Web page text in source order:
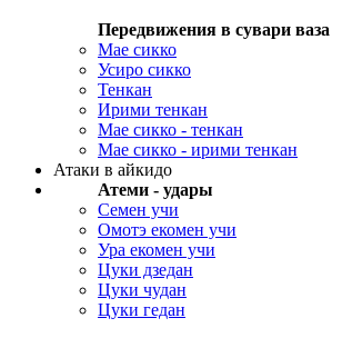
Передвижения в сувари ваза
Мае сикко
Усиро сикко
Тенкан
Ирими тенкан
Мае сикко - тенкан
Мае сикко - ирими тенкан
Атаки в айкидо
Атеми - удары
Семен учи
Омотэ екомен учи
Ура екомен учи
Цуки дзедан
Цуки чудан
Цуки гедан